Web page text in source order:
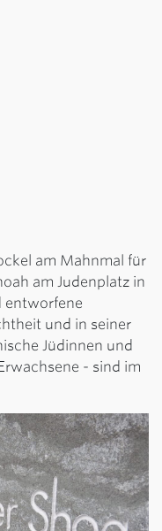
am Mahnmal für
am Judenplatz in
entworfene
und in seiner
Jüdinnen und
- sind im